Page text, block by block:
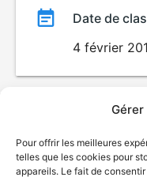
Pour offrir les meilleures
telles que les cookies pour
appareils. Le fait de
Date de
4 février